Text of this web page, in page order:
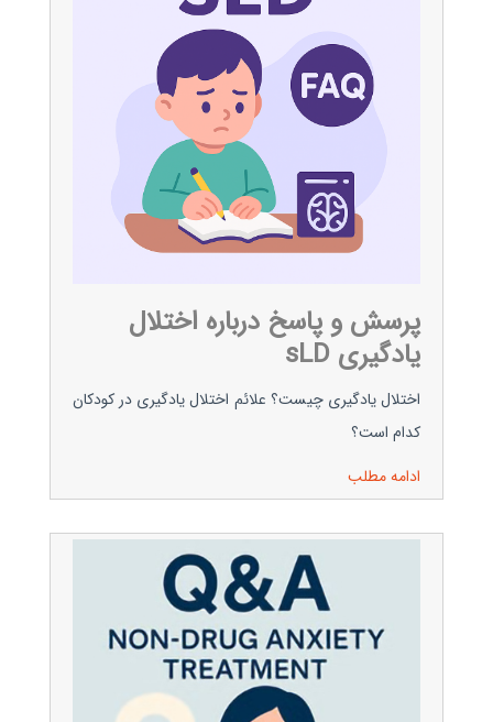
پرسش و پاسخ درباره اختلال
یادگیری sLD
اختلال یادگیری چیست؟ علائم اختلال یادگیری در کودکان
کدام است؟
ادامه مطلب